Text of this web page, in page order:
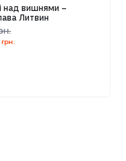
над вишнями –
Литвин
грн.